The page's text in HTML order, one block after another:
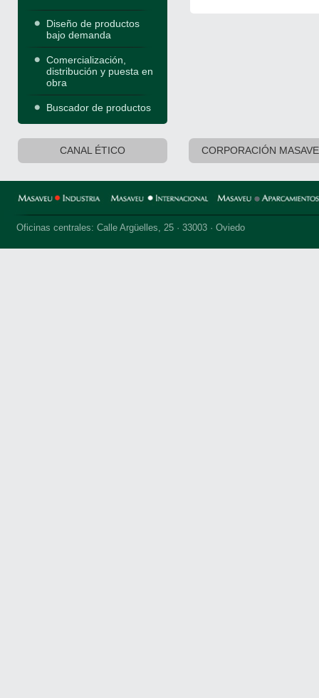
Diseño de productos
bajo demanda
Comercialización,
distribución y puesta en
obra
Buscador de productos
CANAL ÉTICO CORPORACIÓN
Oficinas centrales: Calle Argüelles, 25 · 33003 · Oviedo